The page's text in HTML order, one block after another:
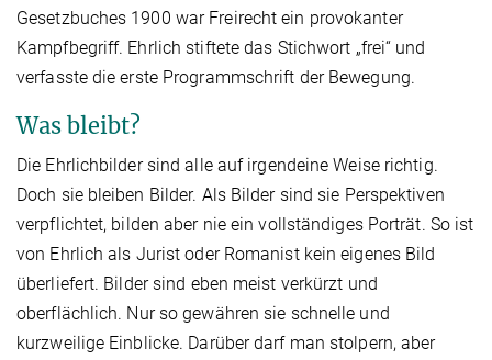
Gesetzbuches 1900 war Freirecht ein provokanter
Kampfbegriff. Ehrlich stiftete das Stichwort „frei“ und
verfasste die erste Programmschrift der Bewegung.
Was bleibt?
Die Ehrlichbilder sind alle auf irgendeine Weise richtig.
Doch sie bleiben Bilder. Als Bilder sind sie Perspektiven
verpflichtet, bilden aber nie ein vollständiges Porträt. So ist
von Ehrlich als Jurist oder Romanist kein eigenes Bild
überliefert. Bilder sind eben meist verkürzt und
oberflächlich. Nur so gewähren sie schnelle und
kurzweilige Einblicke. Darüber darf man stolpern, aber